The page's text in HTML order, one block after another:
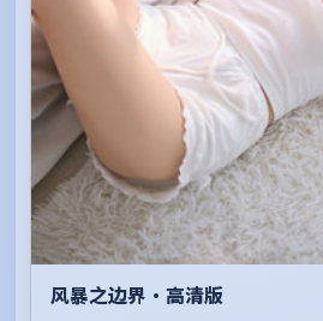
风暴之边界·高清版